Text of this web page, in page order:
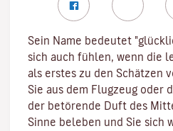
Sein Name bedeutet
sich auch fühlen, wenn die
als erstes zu den Schätzen
Sie aus dem Flugzeug oder
der betörende Duft des
Sinne beleben und Sie sich